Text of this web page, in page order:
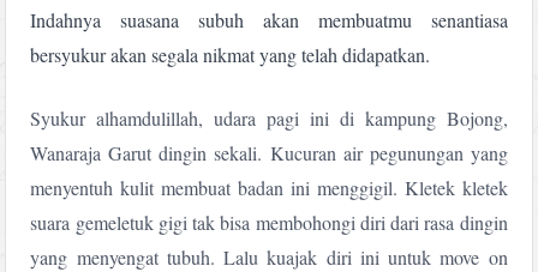
Indahnya suasana subuh akan membuatmu senantiasa
bersyukur akan segala nikmat yang telah didapatkan.
Syukur alhamdulillah, udara pagi ini di kampung Bojong,
Wanaraja Garut dingin sekali. Kucuran air pegunungan yang
menyentuh kulit membuat badan ini menggigil. Kletek kletek
suara gemeletuk gigi tak bisa membohongi diri dari rasa dingin
yang menyengat tubuh. Lalu kuajak diri ini untuk move on